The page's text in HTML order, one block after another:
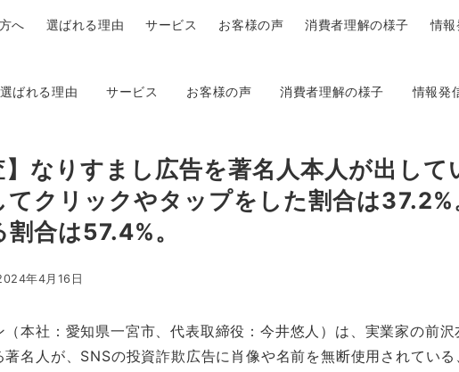
選ばれる理由 サービス お客様の声 消費者理解の様子 情報発
へ 選ばれる理由 サービス お客様の声 消費者理解の様子 情
】なりすまし広告を著名人本人が出して
てクリックやタップをした割合は37.2%
合は57.4%。
年4月16日
本社：愛知県一宮市、代表取締役：今井悠人）は、実業家の前
著名人が、SNSの投資詐欺広告に肖像や名前を無断使用されてい